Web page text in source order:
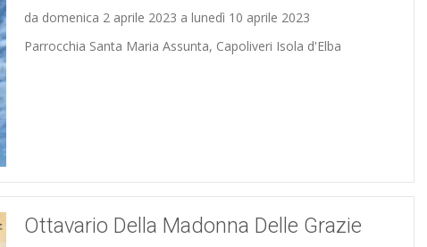
da domenica 2 aprile 2023 a lunedì 10 aprile 2023
Parrocchia Santa Maria Assunta, Capoliveri Isola d'Elba
Ottavario Della Madonna Delle Grazie